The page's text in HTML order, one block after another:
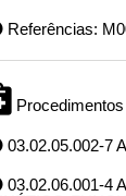
Referências:
Procedimentos
03.02.05.002-7
03.02.06.001-4